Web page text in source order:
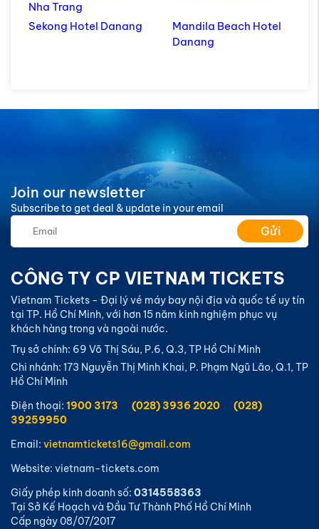
Nha Trang
Sekong Hotel Danang
Mandila Beach Hotel
Danang
Join our newsletter
Subscribe to get deal & update in your email
Gửi
CÔNG TY CP VIETNAM TICKETS
Vietnam Tickets - Đại lý vé máy bay nội địa và quốc tế uy tín
tại TP. Hồ Chí Minh, với hơn 15 năm kinh nghiệm phục vụ
khách hàng trong và ngoài nước.
Trụ sở chính: 69 Võ Thị Sáu, P.6, Q.3, TP Hồ Chí Minh
Chi nhánh: 173 Nguyễn Thị Minh Khai, P. Phạm Ngũ Lão, Q.1, TP
Hồ Chí Minh
Điện thoại: 1900 3173 (028) 3936 2020
(028)
39259950
Email: vietnamtickets16@gmail.com
Website: vietnam-tickets.com
Giấy phép kinh doanh số: 0314558363
Tại Sở Kế Hoạch và Đầu Tư Thành Phố Hồ Chí Minh
Cấp ngày 08/07/2017